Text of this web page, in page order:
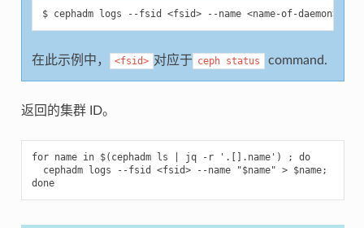
cephadm logs --fsid <fsid> --name <name-of-daemon>
在此示例中， <fsid> 对应于 ceph status command.
返回的集群 ID。
for name in $(cephadm ls | jq -r '.[].name') ; do
  cephadm logs --fsid <fsid> --name "$name" > $name;
done